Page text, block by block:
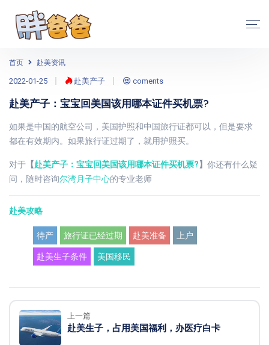
首页 赴美资讯
2022-01-25 赴美产子 coments
赴美产子：宝宝回美国该用哪本证件买机票?
如果是中国的航空公司，美国护照和中国旅行证都可以，但是要求
都在有效期内。如果旅行证过期了，就用护照买。
对于 【赴美产子：宝宝回美国该用哪本证件买机票?】 你还有什么疑
问，随时咨询尔湾月子中心的专业老师
赴美攻略
待产 旅行证已经过期 赴美准备 上户
赴美生子条件 美国移民
上一篇
赴美生子，占用美国福利，办医疗白卡